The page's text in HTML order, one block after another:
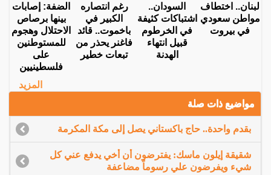
لبنان.. اختطاف
مواطن سعودي
في بيروت
السودان..
اشتباكات كثيفة
في الخرطوم
قبيل انتهاء
الهدنة
رغم انتصاره
الكبير في
باخموت.. قائد
فاغنر يحذر من
تبعات خطير
الضفة: إصابات
بينها برصاص
الاحتلال وهجوم
للمستوطنين
على
فلسطينيين
المزيد
مواضيع ذات صلة
بقدم واحدة.. حاج باكستاني يصل إلى مكة المكرمة
شقيقة إيلون ماسك: يفترضون أن أخي يدفع عني كل
شيء ويفرضون علي رسوماً مضاعفة